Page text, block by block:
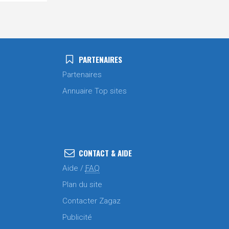
PARTENAIRES
Partenaires
Annuaire Top sites
CONTACT & AIDE
Aide / FAQ
Plan du site
Contacter Zagaz
Publicité